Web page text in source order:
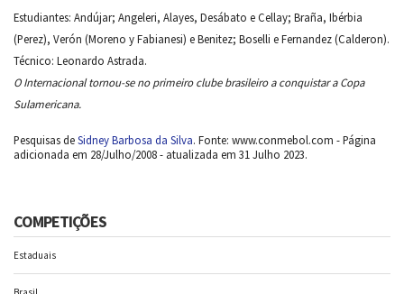
Estudiantes: Andújar; Angeleri, Alayes, Desábato e Cellay; Braña, Ibérbia
(Perez), Verón (Moreno y Fabianesi) e Benitez; Boselli e Fernandez (Calderon).
Técnico: Leonardo Astrada.
O Internacional tornou-se no primeiro clube brasileiro a conquistar a Copa
Sulamericana.
Pesquisas deSidney Barbosa da Silva. Fonte: www.conmebol.com - Página
adicionada em 28/Julho/2008 - atualizada em 31 Julho 2023.
COMPETIÇÕES
Estaduais